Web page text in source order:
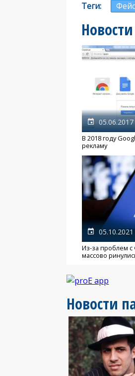
Теги
05.06.2017
В 2018 году
рекламу
05.10.2021
Из-за проблем с
массово
Новости